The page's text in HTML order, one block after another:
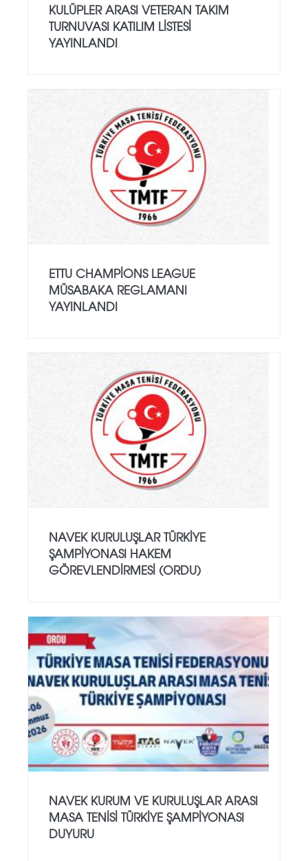
KULÜPLER ARASI VETERAN TAKIM
TURNUVASI KATILIM LISTESI
YAYINLANDI
ETTU CHAMPIONS LEAGUE
MÜSABAKA REGLAMANI
YAYINLANDI
NAVEK KURULUŞLAR TÜRKIYE
ŞAMPIYONASI HAKEM
GÖREVLENDIRMESI (ORDU)
NAVEK KURUM VE KURULUŞLAR ARASI
MASA TENISI TÜRKIYE ŞAMPIYONASI
DUYURU